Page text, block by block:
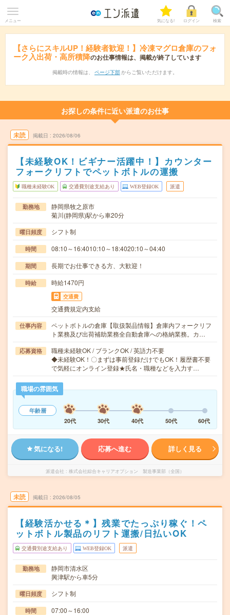
メニュー 気になる! ログイン 検索
【さらにスキルUP！経験者歓迎！】冷凍マグロ倉庫のフォ
ーク入出荷・高所積降のお仕事情報は、掲載が終了しています
掲載時の情報は、 ページ下部 からご覧いただけます。
お探しの条件に近い派遣のお仕事
未読 掲載日 2026/08/06
【未経験OK！ビギナー活躍中！】カウンター
フォークリフトでペットボトルの運搬
職種未経験OK 交通費別途支給あり WEB登録OK 派遣
勤務地
静岡県牧之原市
菊川(静岡県)駅から車20分
曜日頻度 シフト制
時間 08:10～16:4010:10～18:4020:10～04:40
期間 長期でお仕事できる方、大歓迎！
時給 時給1470円
交通費
交通費規定内支給
仕事内容
ペットボトルの倉庫【取扱製品情報】倉庫内フォークリフ
ト業務及び出荷補助業務全自動倉庫への格納業務。カ…
応募資格
職種未経験OK / ブランクOK / 英語力不要
◆未経験OK！〇まずは事前登録だけでもOK！履歴書不要
で気軽にオンライン登録★氏名・職種などを入力す…
職場の雰囲気
年齢層
20代
30代 40代 50代 60代
気になる! 応募へ進む 詳しく見る
派遣会社 株式会社綜合キャリアオプション 製造事業部（全国）
未読 掲載日 2026/08/05
【経験活かせる＊】残業でたっぷり稼ぐ！ペ
ットボトル製品のリフト運搬/日払いOK
交通費別途支給あり WEB登録OK 派遣
勤務地
静岡市清水区
興津駅から車5分
曜日頻度 シフト制
時間 07:00～16:00